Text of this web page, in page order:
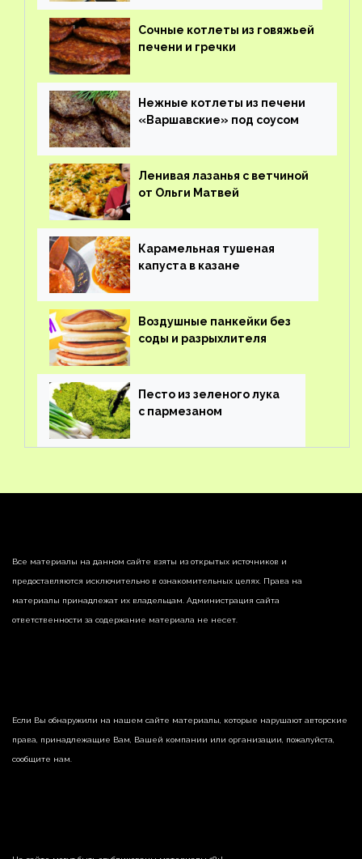
Сочные котлеты из говяжьей
печени и гречки
Нежные котлеты из печени
«Варшавские» под соусом
Ленивая лазанья с ветчиной
от Ольги Матвей
Карамельная тушеная
капуста в казане
Воздушные панкейки без
соды и разрыхлителя
Песто из зеленого лука
с пармезаном
Все материалы на данном сайте взяты из открытых источников и
предоставляются исключительно в ознакомительных целях. Права на
материалы принадлежат их владельцам. Администрация сайта
ответственности за содержание материала не несет.
Если Вы обнаружили на нашем сайте материалы, которые нарушают авторские
права, принадлежащие Вам, Вашей компании или организации, пожалуйста,
сообщите нам.